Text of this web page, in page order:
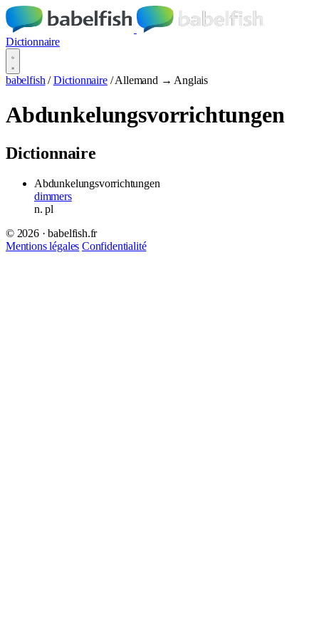
Dictionnaire
babelfish / Dictionnaire / Allemand → Anglais
Abdunkelungsvorrichtungen
Dictionnaire
Abdunkelungsvorrichtungen
dimmers
n.pl
© 2026 · babelfish.fr
Mentions légales Confidentialité